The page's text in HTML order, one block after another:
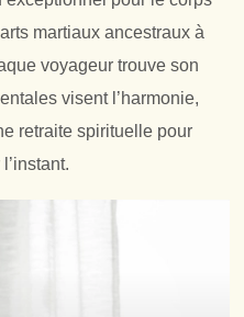
martiaux ancestraux à
voyageur trouve son
visent l’harmonie,
retraite spirituelle pour